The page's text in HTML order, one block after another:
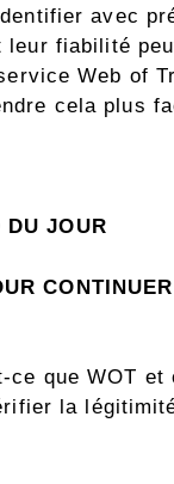
avec
leur fiabilité
Web of
cela plus
DU JOUR
ce que WOT et
la